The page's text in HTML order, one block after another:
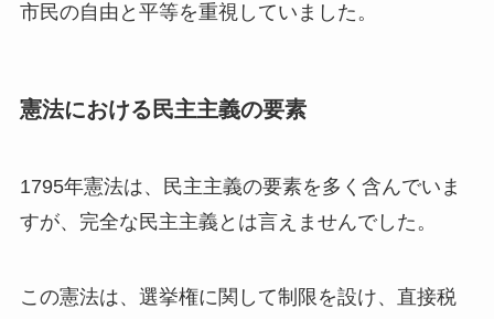
市民の自由と平等を重視していました。
憲法における民主主義の要素
1795年憲法は、民主主義の要素を多く含んでいま
すが、完全な民主主義とは言えませんでした。
この憲法は、選挙権に関して制限を設け、直接税